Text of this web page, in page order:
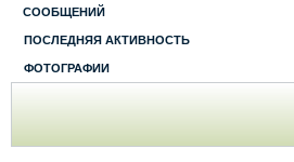
СООБЩЕНИЙ
ПОСЛЕДНЯЯ АКТИВНОСТЬ
ФОТОГРАФИИ